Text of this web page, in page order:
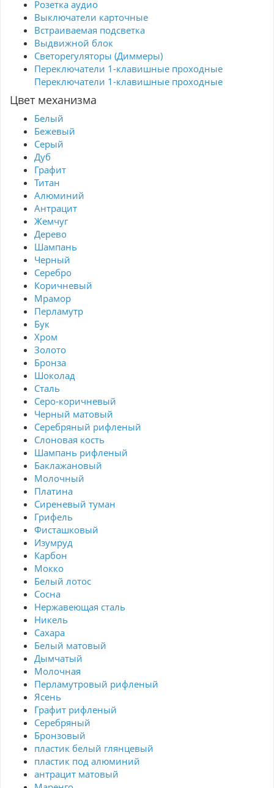
Розетка аудио
Выключатели карточные
Встраиваемая подсветка
Выдвижной блок
Светорегуляторы (Диммеры)
Переключатели 1-клавишные проходные
Переключатели 1-клавишные проходные
Цвет механизма
Белый
Бежевый
Серый
Дуб
Графит
Титан
Алюминий
Антрацит
Жемчуг
Дерево
Шампань
Черный
Серебро
Коричневый
Мрамор
Перламутр
Бук
Хром
Золото
Бронза
Шоколад
Сталь
Серо-коричневый
Черный матовый
Серебряный рифленый
Слоновая кость
Шампань рифленый
Баклажановый
Молочный
Платина
Сиреневый туман
Грифель
Фисташковый
Изумруд
Карбон
Мокко
Белый лотос
Сосна
Нержавеющая сталь
Никель
Сахара
Белый матовый
Дымчатый
Молочная
Перламутровый рифленый
Ясень
Графит рифленый
Серебряный
Бронзовый
пластик белый глянцевый
пластик под алюминий
антрацит матовый